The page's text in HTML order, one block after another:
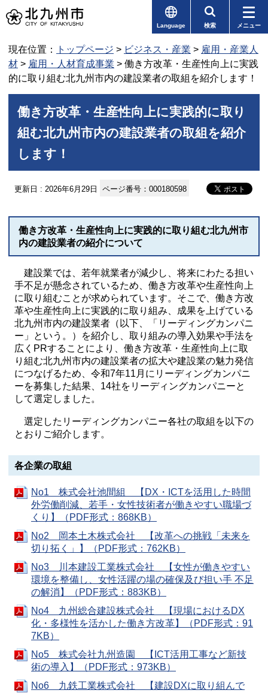
Language 検索 メニュー
現在位置： トップページ > ビジネス・産業 > 雇用・産業人
材 > 雇用・人材育成事業 > 働き方改革・生産性向上に実践
的に取り組む北九州市内の建設業者の取組を紹介します！
働き方改革・生産性向上に実践的に取り
組む北九州市内の建設業者の取組を紹介
します！
更新日 : 2026年6月29日 ページ番号：000180598
働き方改革・生産性向上に実践的に取り組む北九州市
内の建設業者の紹介について
建設業では、若年就業者が減少し、将来にわたる担い
手不足が懸念されているため、働き方改革や生産性向上
に取り組むことが求められています。そこで、働き方改
革や生産性向上に実践的に取り組み、成果を上げている
北九州市内の建設業者（以下、「リーディングカンパニ
ー」という。）を紹介し、取り組みの導入効果や手法を
広くPRすることにより、働き方改革・生産性向上に取
り組む北九州市内の建設業者の拡大や建設業の魅力発信
につなげるため、令和7年11月にリーディングカンパニ
ーを募集した結果、14社をリーディングカンパニーと
して選定しました。
選定したリーディングカンパニー各社の取組を以下の
とおりご紹介します。
各企業の取組
No1 株式会社池間組 【DX・ICTを活用した時間
外労働削減、若手・女性技術者が働きやすい職場づ
くり】（PDF形式：868KB）
No2 岡本土木株式会社 【改革への挑戦「未来を
切り拓く」】（PDF形式：762KB）
No3 川本建設工業株式会社 【女性が働きやすい
環境を整備し、女性活躍の場の確保及び担い手 不足
の解消】（PDF形式：883KB）
No4 九州総合建設株式会社 【現場におけるDX
化・多様性を活かした働き方改革】（PDF形式：91
7KB）
No5 株式会社九州造園 【ICT活用工事など新技
術の導入】（PDF形式：973KB）
No6 九鉄工業株式会社 【建設DXに取り組んで